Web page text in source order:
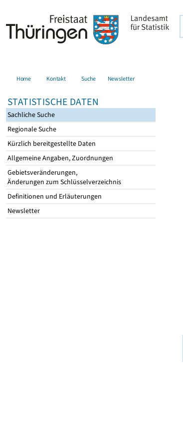
Home Kontakt Suche Newsletter
STATISTISCHE DATEN
Sachliche Suche
Regionale Suche
Kürzlich bereitgestellte Daten
Allgemeine Angaben, Zuordnungen
Gebietsveränderungen,
Änderungen zum Schlüsselverzeichnis
Definitionen und Erläuterungen
Newsletter